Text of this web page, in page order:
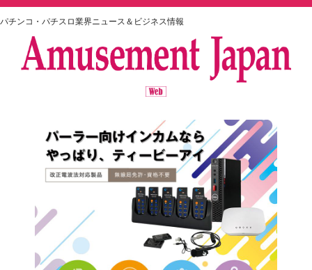
パチンコ・パチスロ業界ニュース＆ビジネス情報